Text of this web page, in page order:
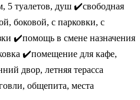
5 туалетов, душ ✔️свободная
боковой, с парковки, с
✔️помощь в смене назначения
✔️помещение для кафе,
двор, летняя терасса
общепита, места